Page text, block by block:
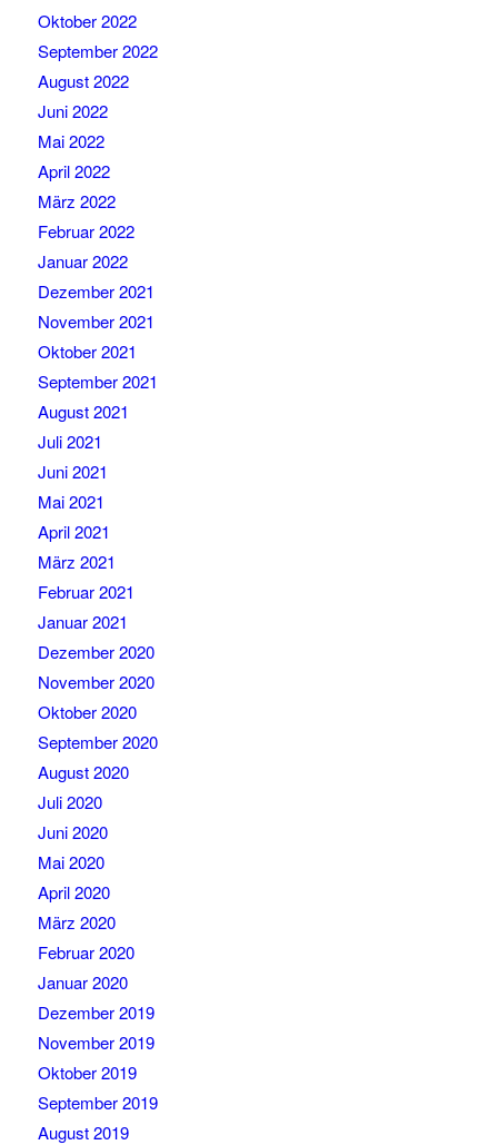
Oktober 2022
September 2022
August 2022
Juni 2022
Mai 2022
April 2022
März 2022
Februar 2022
Januar 2022
Dezember 2021
November 2021
Oktober 2021
September 2021
August 2021
Juli 2021
Juni 2021
Mai 2021
April 2021
März 2021
Februar 2021
Januar 2021
Dezember 2020
November 2020
Oktober 2020
September 2020
August 2020
Juli 2020
Juni 2020
Mai 2020
April 2020
März 2020
Februar 2020
Januar 2020
Dezember 2019
November 2019
Oktober 2019
September 2019
August 2019